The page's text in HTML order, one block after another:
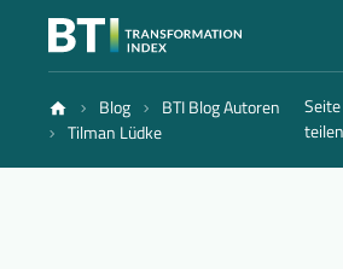
Index
Blog
BTI Blog Autoren
Tilman Lüdke
Seite